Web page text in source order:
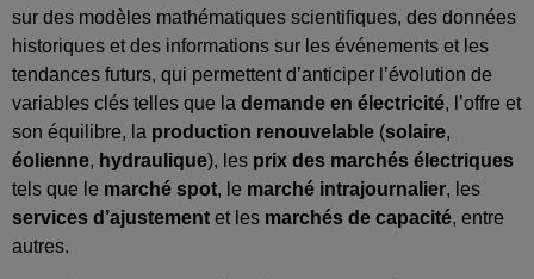
sur des modèles mathématiques scientifiques, des données
historiques et des informations sur les événements et les
tendances futurs, qui permettent d’anticiper l’évolution de
variables clés telles que la demande en électricité, l’offre et
son équilibre, la production renouvelable (solaire,
éolienne, hydraulique), les prix des marchés électriques
tels que le marché spot, le marché intrajournalier, les
services d’ajustement et les marchés de capacité, entre
autres.